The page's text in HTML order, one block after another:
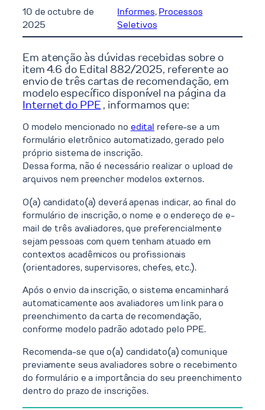
10 de octubre de
2025
Informes, Processos
Seletivos
Em atenção às dúvidas recebidas sobre o
item 4.6 do Edital 882/2025, referente ao
envio de três cartas de recomendação, em
modelo específico disponível na página da
Internet do PPE, informamos que:
O modelo mencionado no edital refere-se a um
formulário eletrônico automatizado, gerado pelo
próprio sistema de inscrição.
Dessa forma, não é necessário realizar o upload de
arquivos nem preencher modelos externos.
O(a) candidato(a) deverá apenas indicar, ao final do
formulário de inscrição, o nome e o endereço de e-
mail de três avaliadores, que preferencialmente
sejam pessoas com quem tenham atuado em
contextos acadêmicos ou profissionais
(orientadores, supervisores, chefes, etc.).
Após o envio da inscrição, o sistema encaminhará
automaticamente aos avaliadores um link para o
preenchimento da carta de recomendação,
conforme modelo padrão adotado pelo PPE.
Recomenda-se que o(a) candidato(a) comunique
previamente seus avaliadores sobre o recebimento
do formulário e a importância do seu preenchimento
dentro do prazo de inscrições.